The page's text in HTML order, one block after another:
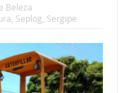
Beleza
Seplog Sergipe